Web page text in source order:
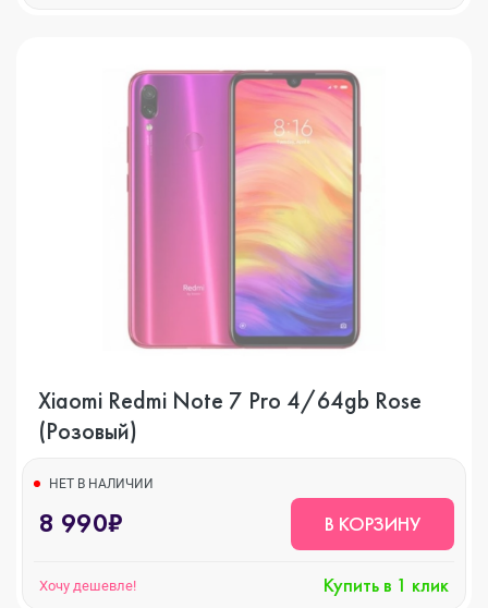
Xiaomi Redmi Note 7 Pro 4/64gb Rose
(Розовый)
НЕТ В НАЛИЧИИ
8 990₽ В КОРЗИНУ
Хочу дешевле! Купить в 1 клик